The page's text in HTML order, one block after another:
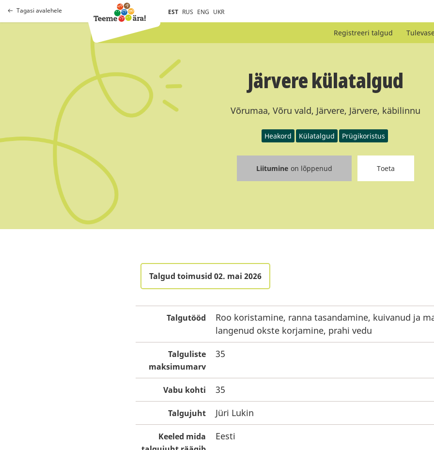
Tagasi avalehele EST RUS ENG UKR
Registreeri talgud
Järvere külatalgud
Võrumaa, Võru vald, Järvere, Järvere, käbilinnu
Heakord Külatalgud Prügikoristus
Liitumine on lõppenud Toeta
Talgud toimusid 02. mai 2026
Talgutööd
Roo koristamine, ranna tasandamine, kuivanud ja
langenud okste korjamine, prahi vedu
Talguliste
maksimumarv
35
Vabu kohti 35
Talgujuht Jüri Lukin
Keeled mida
Eesti